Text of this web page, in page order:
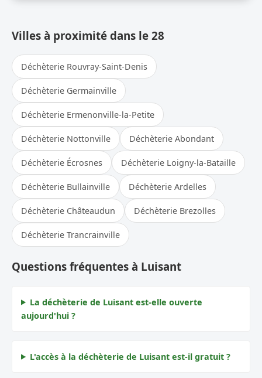
Villes à proximité dans le 28
Déchèterie Rouvray-Saint-Denis
Déchèterie Germainville
Déchèterie Ermenonville-la-Petite
Déchèterie Nottonville Déchèterie Abondant
Déchèterie Écrosnes Déchèterie Loigny-la-Bataille
Déchèterie Bullainville Déchèterie Ardelles
Déchèterie Châteaudun Déchèterie Brezolles
Déchèterie Trancrainville
Questions fréquentes à Luisant
La déchèterie de Luisant est-elle ouverte
aujourd'hui ?
L'accès à la déchèterie de Luisant est-il gratuit ?